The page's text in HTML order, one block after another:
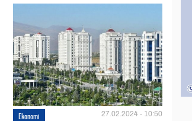
Ekonomi 27.02.2024 - 10:50